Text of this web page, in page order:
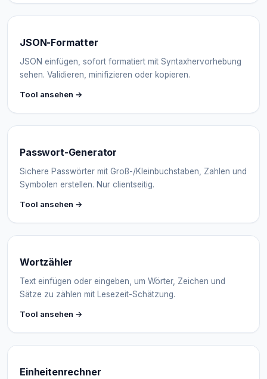
JSON-Formatter
JSON einfügen, sofort formatiert mit Syntaxhervorhebung
sehen. Validieren, minifizieren oder kopieren.
Tool ansehen →
Passwort-Generator
Sichere Passwörter mit Groß-/Kleinbuchstaben, Zahlen und
Symbolen erstellen. Nur clientseitig.
Tool ansehen →
Wortzähler
Text einfügen oder eingeben, um Wörter, Zeichen und
Sätze zu zählen mit Lesezeit-Schätzung.
Tool ansehen →
Einheitenrechner